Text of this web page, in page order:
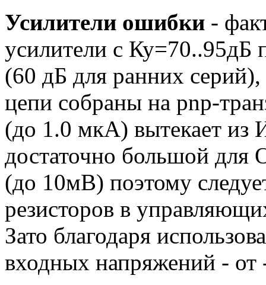
Усилители ошибки -
усилители с
(60 дБ для ранних
цепи собраны на pnp-
(до 1.0 мкА) вытекает из
достаточно большой для
(до 10мВ) поэтому
резисторов в
Зато благодаря
входных напряжений -